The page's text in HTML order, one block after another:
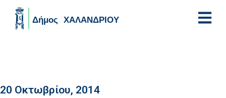
20 Οκτωβρίου, 2014